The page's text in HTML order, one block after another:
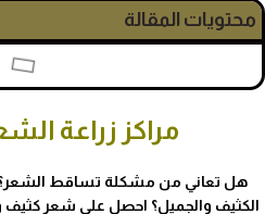
محتويات المقالة
مراكز زراعة
هل تعاني من مشكلة تساقط
الكثيف والجميل؟ احصل على شعر